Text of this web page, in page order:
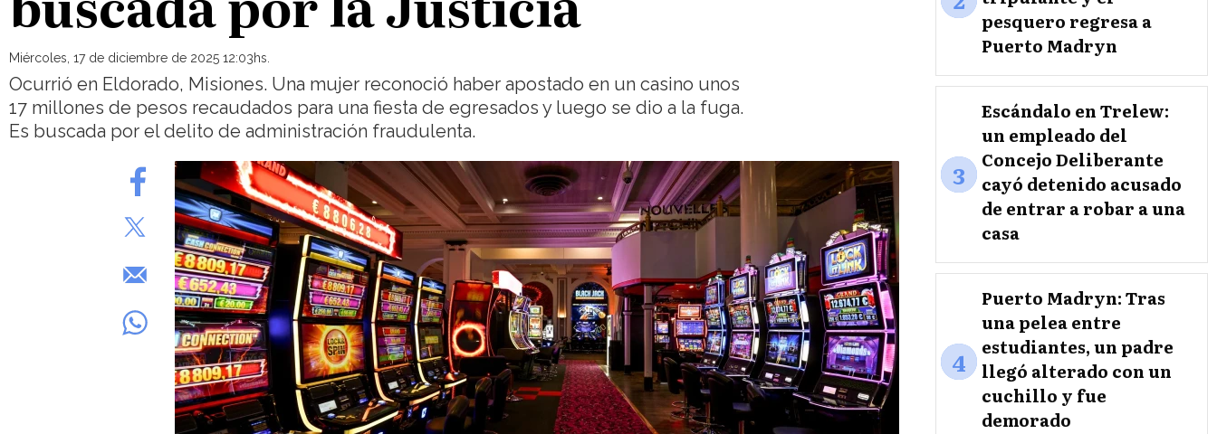
Miércoles, 17 de diciembre de 2025 12:03hs.
Ocurrió en Eldorado, Misiones. Una mujer reconoció haber apostado en un casino unos
17 millones de pesos recaudados para una fiesta de egresados y luego se dio a la fuga.
Es buscada por el delito de administración fraudulenta.
pesquero regresa a
Puerto Madryn
3
Escándalo en Trelew:
un empleado del
Concejo Deliberante
cayó detenido acusado
de entrar a robar a una
casa
4
Puerto Madryn: Tras
una pelea entre
estudiantes, un padre
llegó alterado con un
cuchillo y fue
demorado